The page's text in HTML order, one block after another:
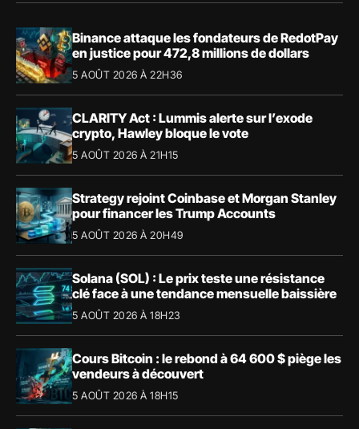
Binance attaque les fondateurs de RedotPay
en justice pour 472,8 millions de dollars
5 AOÛT 2026 À 22H36
CLARITY Act : Lummis alerte sur l’exode
crypto, Hawley bloque le vote
5 AOÛT 2026 À 21H15
Strategy rejoint Coinbase et Morgan Stanley
pour financer les Trump Accounts
5 AOÛT 2026 À 20H49
Solana (SOL) : Le prix teste une résistance
clé face à une tendance mensuelle baissière
5 AOÛT 2026 À 18H23
Cours Bitcoin : le rebond à 64 600 $ piège les
vendeurs à découvert
5 AOÛT 2026 À 18H15